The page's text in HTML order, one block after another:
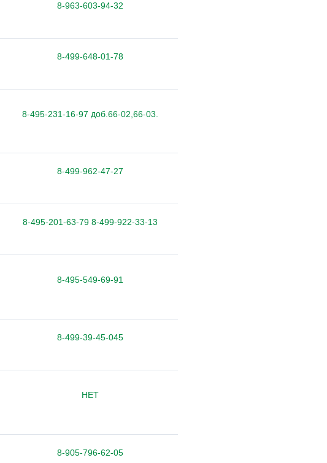
8-963-603-94-32
8-499-648-01-78
8-495-231-16-97 доб.66-02,66-03.
8-499-962-47-27
8-495-201-63-79 8-499-922-33-13
8-495-549-69-91
8-499-39-45-045
НЕТ
8-905-796-62-05